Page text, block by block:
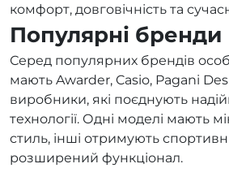
комфорт, довговічність та
Популярні бренди
Серед популярних брендів
мають Awarder, Casio, Pagani
виробники, які поєднують
технології. Одні моделі мають
стиль, інші отримують
розширений функціонал.